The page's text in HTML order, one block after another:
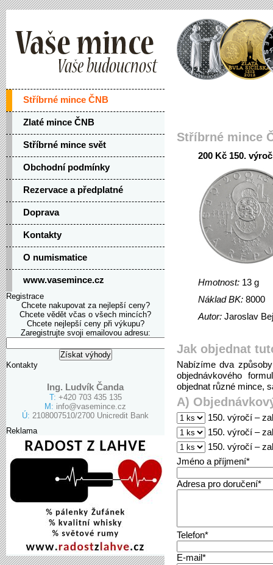
Stříbrné mince ČNB
Zlaté mince ČNB
Stříbrné mince svět
Obchodní podmínky
Rezervace a předplatné
Doprava
Kontakty
O numismatice
www.vasemince.cz
Registrace
Chcete nakupovat za nejlepší ceny?
Chcete vědět včas o všech mincích?
Chcete nejlepší ceny při výkupu?
Zaregistrujte svoji emailovou adresu:
Kontakty
Ing. Ludvík Čanda
T: +420 703 435 135
M: info@vasemince.cz
Ú: 2108007510/2700 Unicredit Bank
Reklama
Stříbrné mince
200 Kč 150.
Hmotnost: 13 g
Náklad BK: 8000
Autor: Jaroslav
Jak objednat
Nabízíme dva
objednávkového
objednat různé mince,
A)
150. výročí –
150. výročí –
150. výročí –
Jméno a příjmení*
Adresa pro doručení*
Telefon*
E-mail*